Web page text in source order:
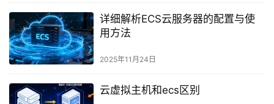
详细解析ECS云服务器的配置与使
用方法
2025年11月24日
云虚拟主机和ecs区别